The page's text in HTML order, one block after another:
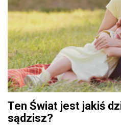
Ten Świat jest jakiś
sądzisz?